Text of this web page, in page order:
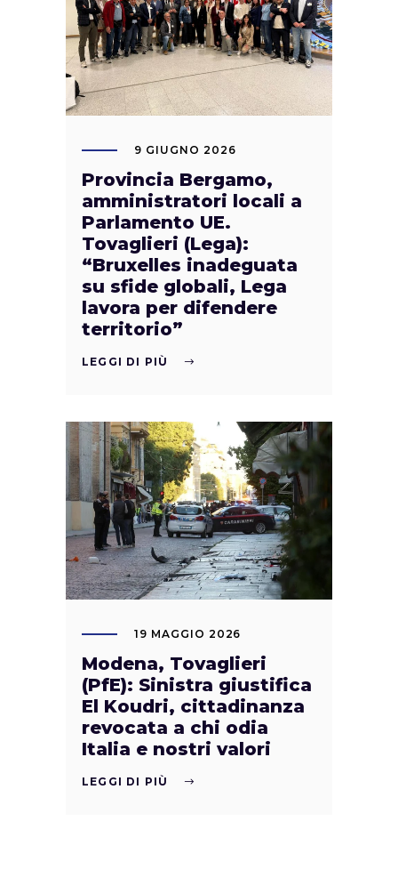
9 GIUGNO 2026
Provincia Bergamo,
amministratori locali a
Parlamento UE.
Tovaglieri (Lega):
“Bruxelles inadeguata
su sfide globali, Lega
lavora per difendere
territorio”
LEGGI DI PIÙ
19 MAGGIO 2026
Modena, Tovaglieri
(PfE): Sinistra giustifica
El Koudri, cittadinanza
revocata a chi odia
Italia e nostri valori
LEGGI DI PIÙ